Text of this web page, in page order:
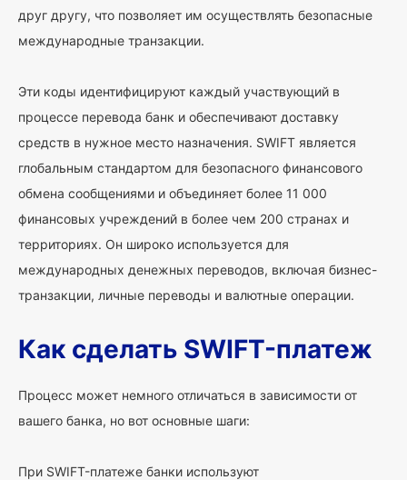
друг другу, что позволяет им осуществлять безопасные
международные транзакции.
Эти коды идентифицируют каждый участвующий в
процессе перевода банк и обеспечивают доставку
средств в нужное место назначения. SWIFT является
глобальным стандартом для безопасного финансового
обмена сообщениями и объединяет более 11 000
финансовых учреждений в более чем 200 странах и
территориях. Он широко используется для
международных денежных переводов, включая бизнес-
транзакции, личные переводы и валютные операции.
Как сделать SWIFT-платеж
Процесс может немного отличаться в зависимости от
вашего банка, но вот основные шаги:
При SWIFT-платеже банки используют